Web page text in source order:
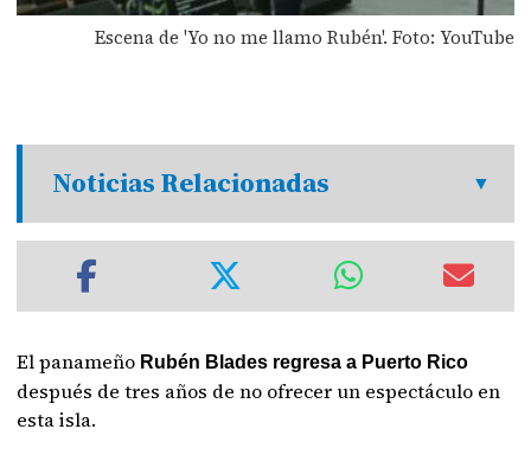
Escena de 'Yo no me llamo Rubén'. Foto: YouTube
Noticias Relacionadas
El panameño Rubén Blades regresa a Puerto Rico
después de tres años de no ofrecer un espectáculo en
esta isla.